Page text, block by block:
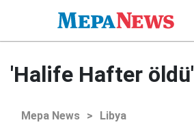
'Halife Hafter öldü'
Mepa News > Libya